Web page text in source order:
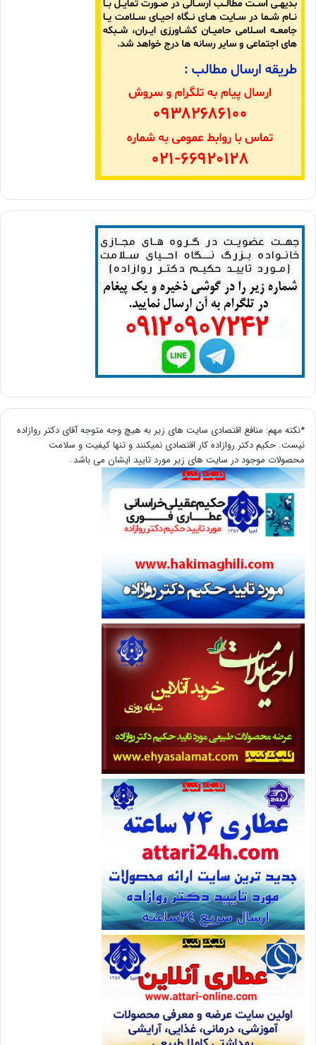
*نکته مهم: منافع اقتصادی سایت های زیر به هیچ وجه متوجه آقای دکتر روازاده
نیست. حکیم دکتر روازاده کار اقتصادی نمیکنند و تنها کیفیت و سلامت
محصولات موجود در سایت های زیر مورد تایید ایشان می باشد.